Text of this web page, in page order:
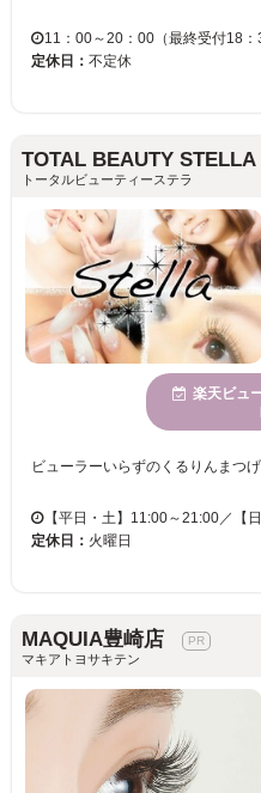
11：00～20：00（最終受付18：
定休日： 不定休
TOTAL BEAUTY STELLA
トータルビューティーステラ
楽天ビュ
【平日・土】11:00～21:00／【
定休日： 火曜日
MAQUIA豊崎店
マキアトヨサキテン